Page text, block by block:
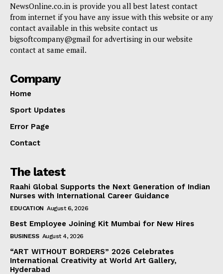
NewsOnline.co.in is provide you all best latest contact
from internet if you have any issue with this website or any
contact available in this website contact us
bigsoftcompany@gmail for advertising in our website
contact at same email.
Company
Home
Sport Updates
Error Page
Contact
The latest
Raahi Global Supports the Next Generation of Indian
Nurses with International Career Guidance
EDUCATION August 6, 2026
Best Employee Joining Kit Mumbai for New Hires
BUSINESS August 4, 2026
“ART WITHOUT BORDERS” 2026 Celebrates
International Creativity at World Art Gallery,
Hyderabad